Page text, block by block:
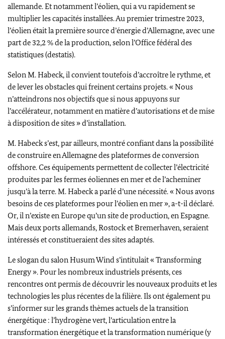
allemande. Et notamment l’éolien, qui a vu rapidement se
multiplier les capacités installées. Au premier trimestre 2023,
l’éolien était la première source d’énergie d’Allemagne, avec une
part de 32,2 % de la production, selon l’Office fédéral des
statistiques (destatis).
Selon M.Habeck, il convient toutefois d’accroître le rythme, et
de lever les obstacles qui freinent certains projets. « Nous
n’atteindrons nos objectifs que si nous appuyons sur
l’accélérateur, notamment en matière d’autorisations et de mise
à disposition de sites » d’installation.
M.Habecks’est, par ailleurs, montré confiant dans la possibilité
de construire en Allemagne des plateformes de conversion
offshore. Ces équipements permettent de collecter l’électricité
produites par les fermes éoliennes en mer et de l’acheminer
jusqu’à la terre. M.Habecka parlé d’une nécessité. « Nous avons
besoins de ces plateformes pour l’éolien en mer », a-t-il déclaré.
Or, il n’existe en Europe qu’un site de production, en Espagne.
Mais deux ports allemands,RostocketBremerhaven, seraient
intéressés et constitueraient des sites adaptés.
Le slogan du salonHusum Winds’intitulait «Transforming
Energy». Pour les nombreux industriels présents, ces
rencontres ont permis de découvrir les nouveaux produits et les
technologies les plus récentes de la filière. Ils ont également pu
s’informer sur les grands thèmes actuels de la transition
énergétique : l’hydrogène vert, l’articulation entre la
transformation énergétique et la transformation numérique (y